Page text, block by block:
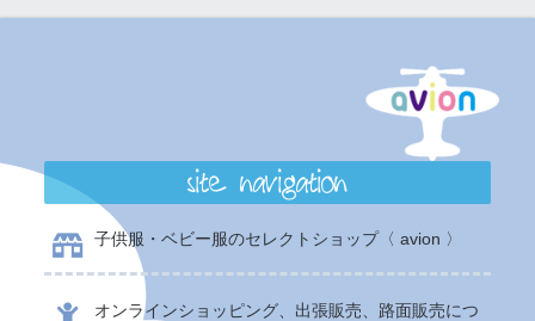
site navigation
子供服・ベビー服のセレクトショップ〈 avion 〉
オンラインショッピング、出張販売、路面販売につ